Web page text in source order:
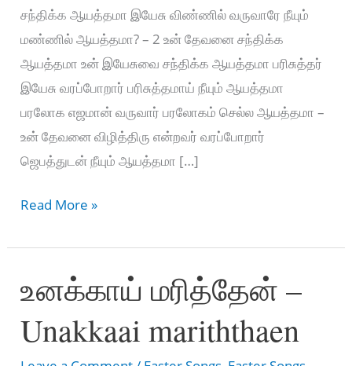
சந்திக்க ஆயத்தமா இயேசு விண்ணில் வருவாரே நீயும்
மண்ணில் ஆயத்தமா? – 2 உன் தேவனை சந்திக்க
ஆயத்தமா உன் இயேசுவை சந்திக்க ஆயத்தமா பரிசுத்தர்
இயேசு வரப்போறார் பரிசுத்தமாய் நீயும் ஆயத்தமா
பரலோக எஜமான் வருவார் பரலோகம் செல்ல ஆயத்தமா –
உன் தேவனை விழித்திரு என்றவர் வரப்போறார்
ஜெபத்துடன் நீயும் ஆயத்தமா […]
ஆயத்தமா
ஆயத்தமா
Aayathama
neeyum
Read More »
உனக்காய் மரித்தேன் –
Unakkaai mariththaen